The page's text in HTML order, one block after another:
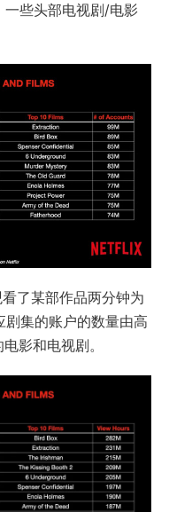
些头部电视剧/电影
了某部作品两分钟为
集的账户的数量由高
影和电视剧。